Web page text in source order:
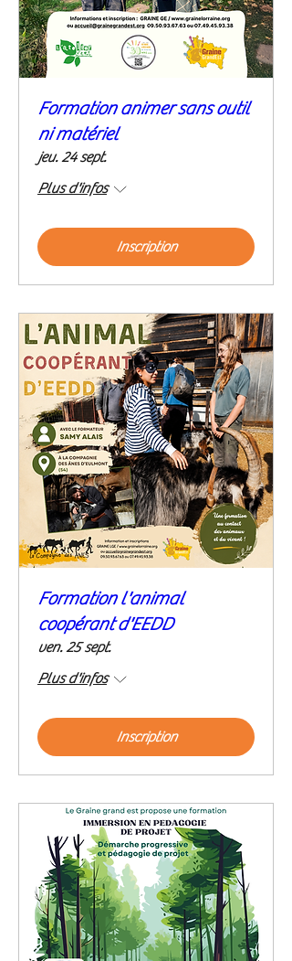
Formation animer sans outil
ni matériel
jeu. 24 sept.
Plus d'infos
Inscription
Formation l'animal
coopérant d'EEDD
ven. 25 sept.
Plus d'infos
Inscription